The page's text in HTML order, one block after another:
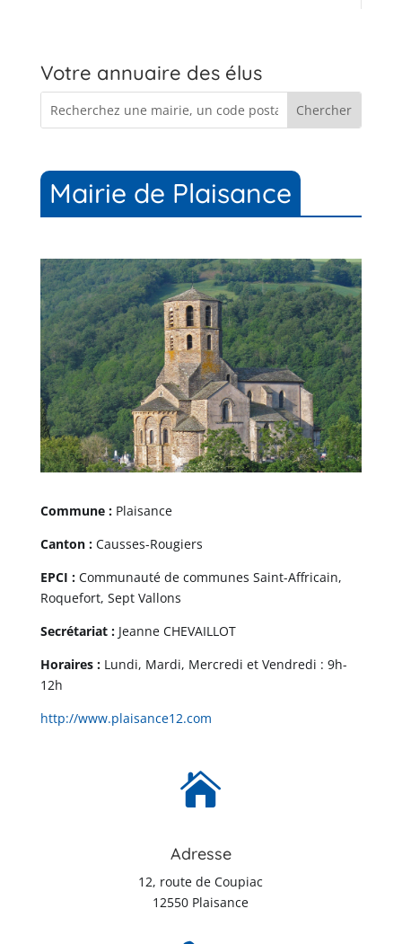
Votre annuaire des élus
Mairie de Plaisance
Commune : Plaisance
Canton : Causses-Rougiers
EPCI : Communauté de communes Saint-Affricain,
Roquefort, Sept Vallons
Secrétariat : Jeanne CHEVAILLOT
Horaires :Lundi, Mardi, Mercredi et Vendredi : 9h-
12h
http://www.plaisance12.com

Adresse
12, route de Coupiac
12550 Plaisance